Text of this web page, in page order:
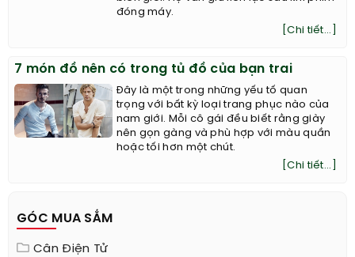
thông tin nam diễn viên nổi tiếng xuất
hiện. Khánh My và Mã Đức Chung từng có
cơ hội hợp tác trong phim Tình xuyên
đóng máy.
7 món đồ nên có trong tủ đồ của bạn trai
Đây là một trong những yếu tố quan
trọng với bất kỳ loại trang phục nào của
nam giới. Mỗi cô gái đều biết rằng giày